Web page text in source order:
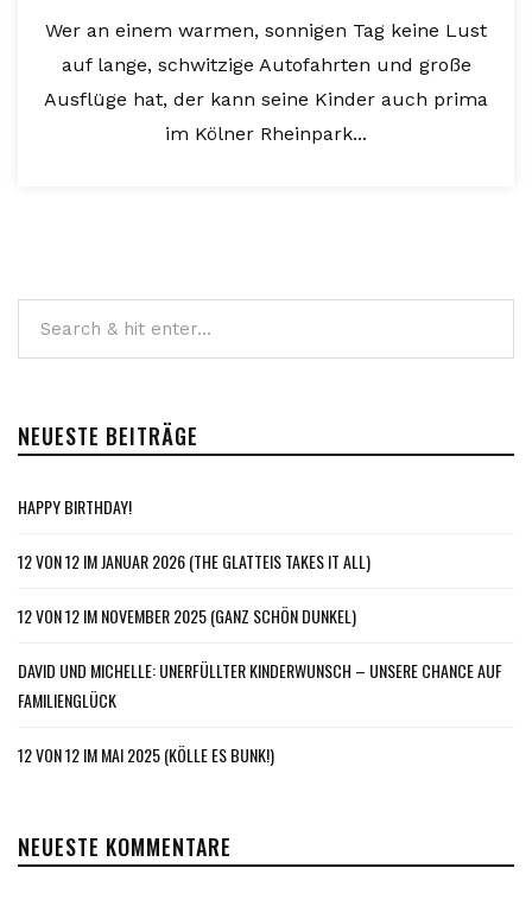
Wer an einem warmen, sonnigen Tag keine Lust
auf lange, schwitzige Autofahrten und große
Ausflüge hat, der kann seine Kinder auch prima
im Kölner Rheinpark...
NEUESTE BEITRÄGE
HAPPY BIRTHDAY!
12 VON 12 IM JANUAR 2026 (THE GLATTEIS TAKES IT ALL)
12 VON 12 IM NOVEMBER 2025 (GANZ SCHÖN DUNKEL)
DAVID UND MICHELLE: UNERFÜLLTER KINDERWUNSCH – UNSERE CHANCE AUF
FAMILIENGLÜCK
12 VON 12 IM MAI 2025 (KÖLLE ES BUNK!)
NEUESTE KOMMENTARE